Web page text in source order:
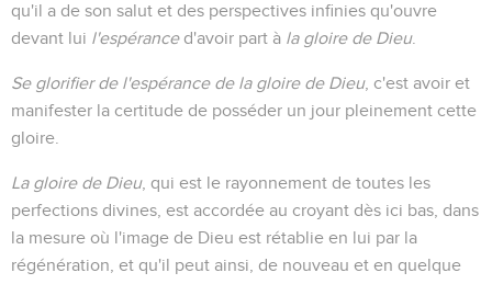
qu'il a de son salut et des perspectives infinies qu'ouvre
devant lui l'espéranced'avoir part à la gloire de Dieu.
Se glorifier de l'espérance de la gloire de Dieu, c'est avoir et
manifester la certitude de posséder un jour pleinement cette
gloire.
La gloire de Dieu, qui est le rayonnement de toutes les
perfections divines, est accordée au croyant dès ici bas, dans
la mesure où l'image de Dieu est rétablie en lui par la
régénération, et qu'il peut ainsi, de nouveau et en quelque